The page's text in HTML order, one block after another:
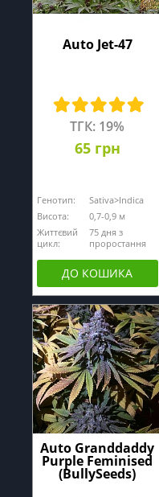
Auto Jet-47
ТГК: 19%
65 грн
Генотип:
Sativa>Indica
Висота:
0,7-0,9 м
Життєвий
цикл:
75 дня з
проростання
ДО КОШИКА
Auto Granddaddy
Purple Feminised
(BullySeeds)